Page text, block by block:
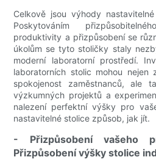
Celkově jsou výhody
Poskytováním
produktivity a přizpůsobení se
úkolům se tyto stoličky staly
moderní laboratorní prostředí.
laboratorních stolic mohou
spokojenost zaměstnanců, ale
výzkumných projektů a
nalezení perfektní výšky pro
nastavitelné stolice způsob, jak jít.
- Přizpůsobení vašeho
Přizpůsobení výšky stolice